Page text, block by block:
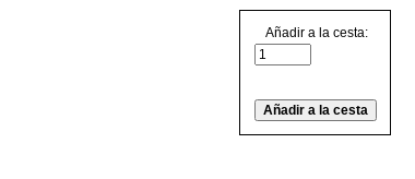
Añadir a la cesta: